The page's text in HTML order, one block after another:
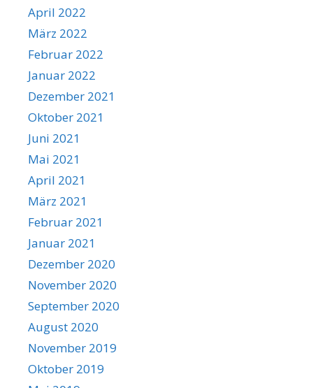
April 2022
März 2022
Februar 2022
Januar 2022
Dezember 2021
Oktober 2021
Juni 2021
Mai 2021
April 2021
März 2021
Februar 2021
Januar 2021
Dezember 2020
November 2020
September 2020
August 2020
November 2019
Oktober 2019